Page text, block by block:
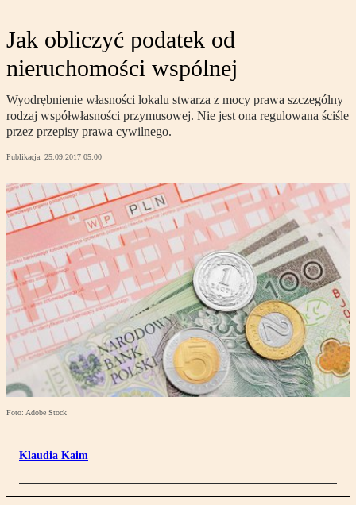
Jak obliczyć podatek od
nieruchomości wspólnej
Wyodrębnienie własności lokalu stwarza z mocy prawa szczególny
rodzaj współwłasności przymusowej. Nie jest ona regulowana ściśle
przez przepisy prawa cywilnego.
Publikacja: 25.09.2017 05:00
Foto: Adobe Stock
Klaudia Kaim